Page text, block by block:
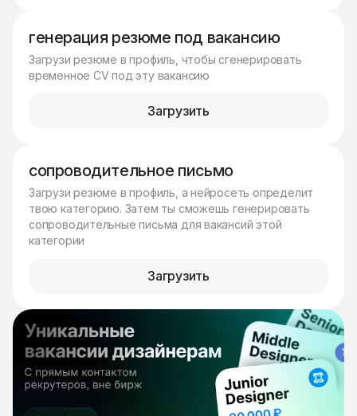
генерация резюме под вакансию
Загрузи резюме в профиль, чтобы сгенерировать
временное CV под эту вакансию
Загрузить
сопроводительное письмо
Загрузи резюме в профиль, а нейросеть определит
твою категорию. Затем ты сможешь генерировать
сопроводительные письма для вакансий этой
категории
Загрузить